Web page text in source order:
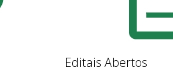
Editais Abertos